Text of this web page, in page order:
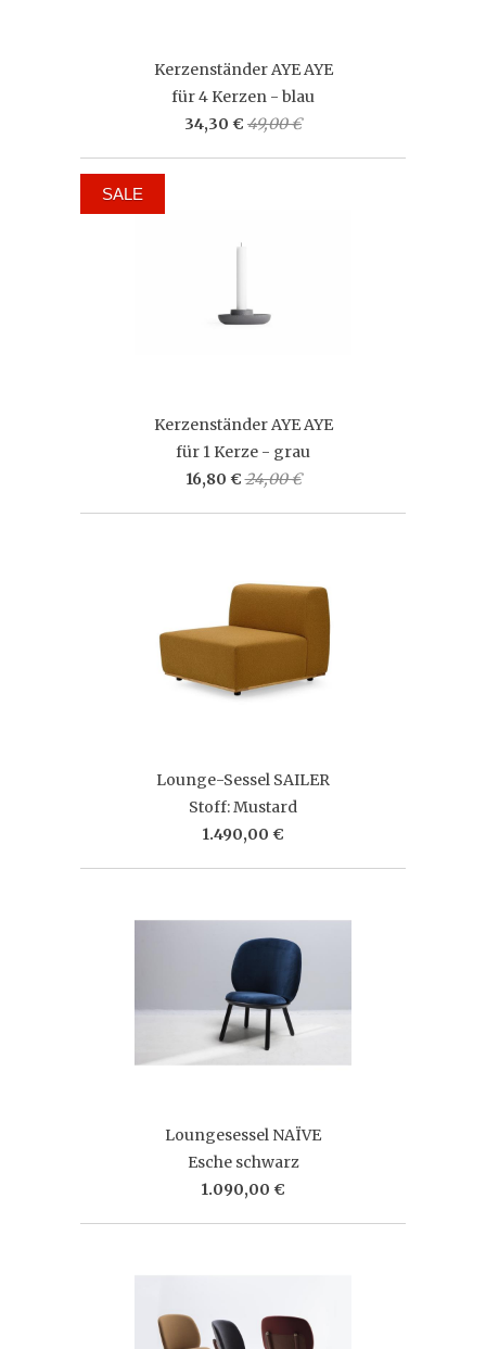
Kerzenständer AYE AYE
für 4 Kerzen - blau
34,30 € 49,00 €
Kerzenständer AYE AYE
für 1 Kerze - grau
16,80 €24,00 €
SALE
Lounge-Sessel SAILER
Stoff: Mustard
1.490,00 €
Loungesessel NAÏVE
Esche schwarz
1.090,00 €